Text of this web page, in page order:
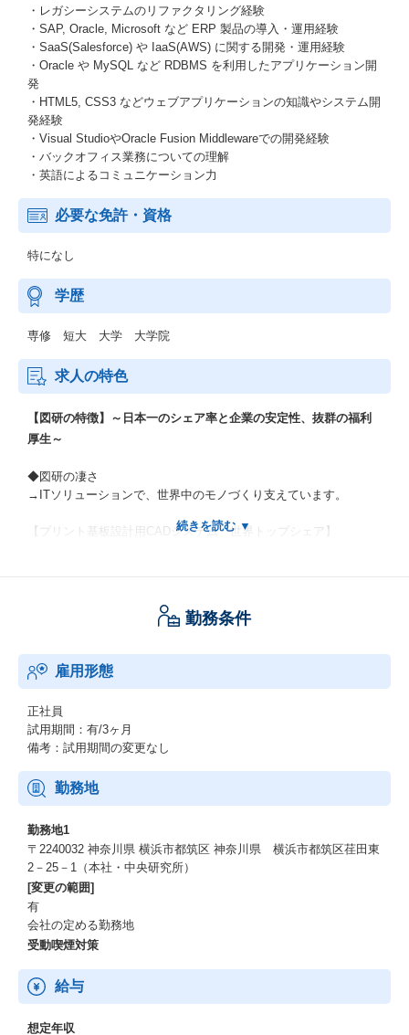
・レガシーシステムのリファクタリング経験
・SAP, Oracle, Microsoft など ERP 製品の導入・運用経験
・SaaS(Salesforce) や IaaS(AWS) に関する開発・運用経験
・Oracle や MySQL など RDBMS を利用したアプリケーション開
発
・HTML5, CSS3 などウェブアプリケーションの知識やシステム開
発経験
・Visual StudioやOracle Fusion Middlewareでの開発経験
・バックオフィス業務についての理解
・英語によるコミュニケーション力
必要な免許・資格
特になし
学歴
専修 短大 大学 大学院
求人の特色
【図研の特徴】～日本一のシェア率と企業の安定性、抜群の福利
厚生～
◆図研の凄さ
→ITソリューションで、世界中のモノづくり支えています。
【プリント基板設計用CADシステム 世界トップシェア】
ど様々なモノづくりを支援】
→中期経営計画で「育児休業取得促進」を掲げています。男性の
育児休業取得も推進中。
【リモートワーク制度】
【年間休日126日+有休取得義務5日】
【平均有休消化率：75.9％】
【男女ともに育児休業取得実績有り】
【育児休業からの復帰率100%】
【時短勤務制度（子どもが小学校3年生を修了するまで）】
【産後パパ育休取得促進】
◆就業場所の環境
→周辺は閑静な緑あふれる住宅地（港北ニュータウン）です。医
療機関、小中高大学校、スーパーマーケット、大きな公園も充実
しています。子育て世代には最適な環境です。
勤務条件
雇用形態
正社員
試用期間：有/3ヶ月
備考：試用期間の変更なし
勤務地
勤務地1
〒2240032 神奈川県 横浜市都筑区 神奈川県 横浜市都筑区荏田東
2－25－1（本社・中央研究所）
[変更の範囲]
有
会社の定める勤務地
受動喫煙対策
給与
想定年収